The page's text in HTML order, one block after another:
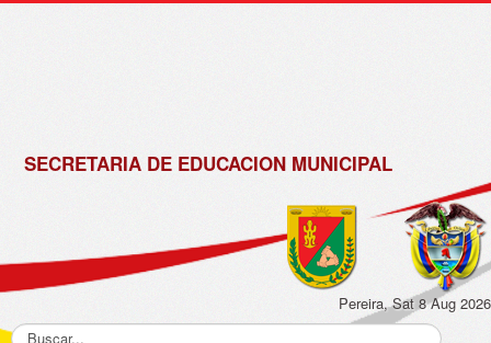
SECRETARIA DE EDUCACION MUNICIPAL
Pereira, Sat 8 Aug 2026
de